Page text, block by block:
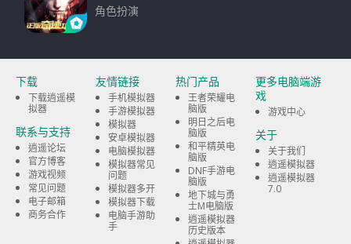
角色扮演
下载
下载逍遥模
拟器
联系与支持
逍遥论坛
官方博客
游戏视频
常见问题
电子邮箱
商务合作
友情链接
手机模拟器
手游模拟器
模拟器
安卓模拟器
电脑模拟器
模拟器常见
问题
模拟器多开
模拟器下载
电脑手游助
手
热门产品
王者荣耀电
脑版
明日之后电
脑版
和平精英电
脑版
DNF手游电
脑版
地下城与勇
士M电脑版
逍遥模拟器
历史版本
更多电脑端游
戏
游戏中心
关于
关于我们
逍遥模拟器
逍遥模拟器
7.0